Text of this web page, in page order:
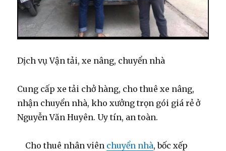
Dịch vụ Vận tải, xe nâng, chuyển nhà
Cung cấp xe tải chở hàng, cho thuê xe nâng,
nhận chuyển nhà, kho xưởng trọn gói giá rẻ ở
Nguyễn Văn Huyên. Uy tín, an toàn.
Cho thuê nhân viên chuyển nhà, bốc xếp